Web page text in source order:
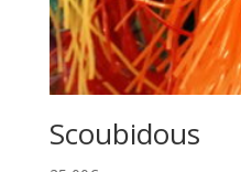
Scoubidous